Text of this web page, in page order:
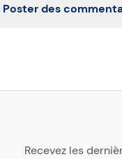
Poster des
Recevez les